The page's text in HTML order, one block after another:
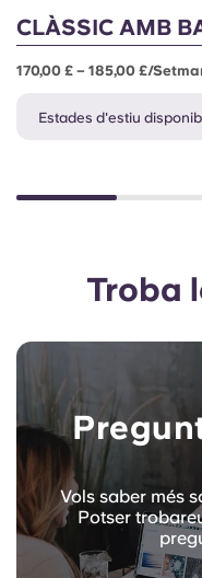
CLÀSSIC AMB
170,00 £ – 185,00 £/
Estades d'estiu
Troba
Vols saber més
Potser